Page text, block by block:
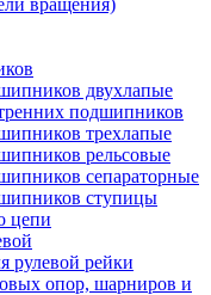
вращения)
двухлапые
подшипников
трехлапые
рельсовые
сепараторные
ступицы
цепи
рулевой рейки
опор, шарниров и